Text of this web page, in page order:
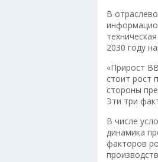
В
2030 году
«Прирост
стоит рост
стороны
Эти три
В числе
динамика
факторов